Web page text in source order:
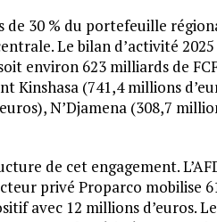
30 % du portefeuille
Le bilan d’activité
environ 623 milliards de
Kinshasa (741,4 millions
N’Djamena (308,7
de cet engagement.
privé Proparco mobilise
avec 12 millions d’euros.